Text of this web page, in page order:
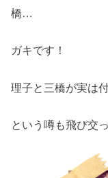
橋…
ガキです！
理子と三橋が実は
という噂も飛び交